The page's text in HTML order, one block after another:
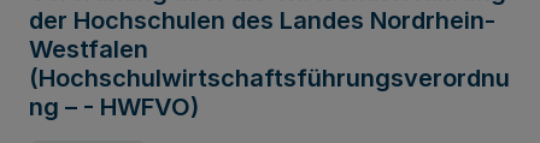
der Hochschulen des Landes Nordrhein-
Westfalen
(Hochschulwirtschaftsführungsverordnu
ng – - HWFVO)